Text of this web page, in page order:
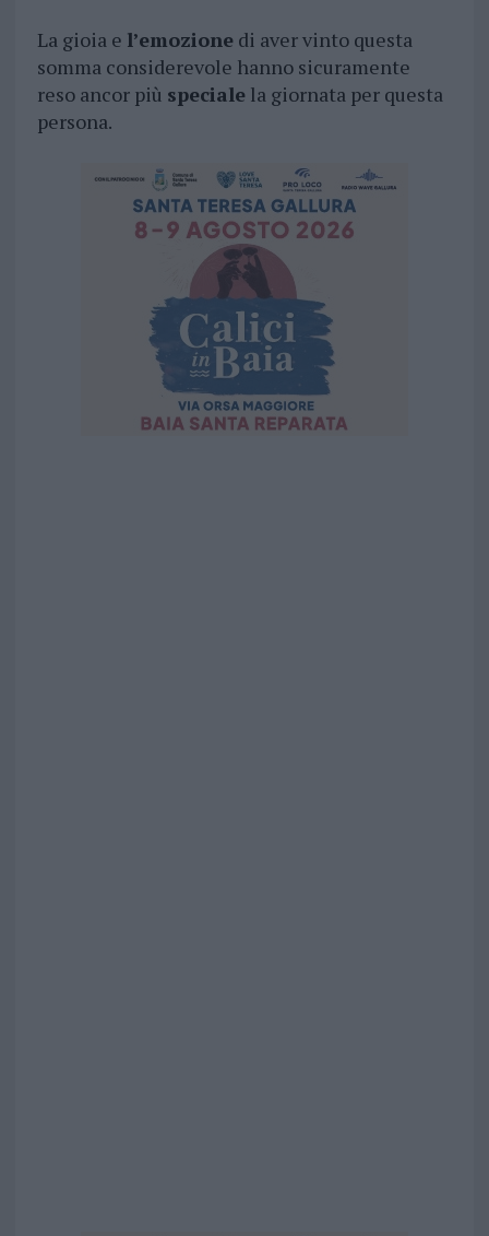
La gioia e l’emozionedi aver vinto questa
somma considerevole hanno sicuramente
reso ancor più specialela giornata per questa
persona.